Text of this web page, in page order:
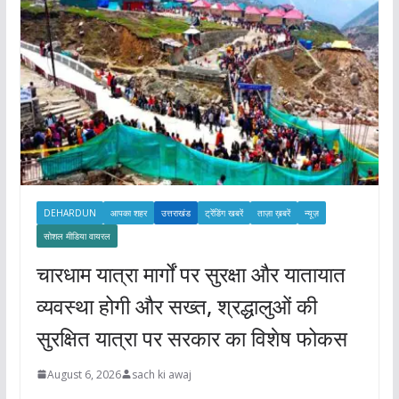
s
DEHARDUN आपका शहर उत्तराखंड ट्रेंडिंग खबरें ताज़ा ख़बरें
न्यूज़
सोशल मीडिया वायरल
चारधाम यात्रा मार्गों पर सुरक्षा और यातायात
व्यवस्था होगी और सख्त, श्रद्धालुओं की
सुरक्षित यात्रा पर सरकार का विशेष फोकस
August 6, 2026 sach ki awaj